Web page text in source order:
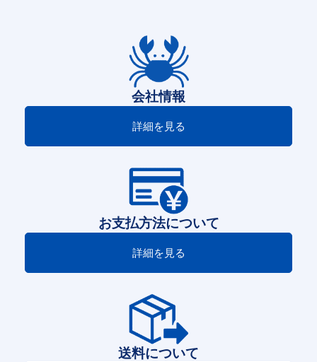
会社情報
詳細を見る
お支払方法について
詳細を見る
送料について